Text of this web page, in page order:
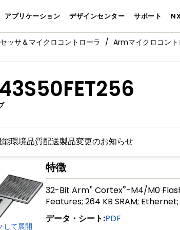
アプリケーション デザインセンター サポート
ッサ＆マイクロコントローラ Armマイクロコント
能環境品質配送製品変更のお知らせ
して展開
特徴
32-Bit Arm® Cortex®-M4/M0
Features; 264 KB SRAM; Ethernet;
データ・シート:PDF